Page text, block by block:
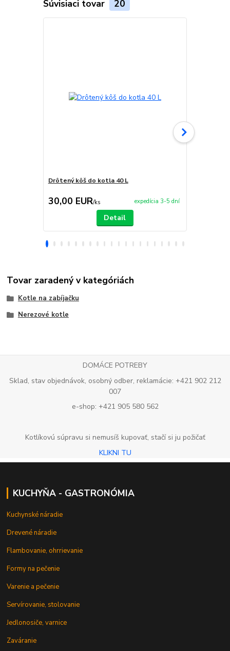
Súvisiaci tovar 20
Drôtený kôš do kotla 40 L
30,00 EUR/ks expedícia 3-5 dní
Detail
Tovar zaradený v kategóriách
Kotle na zabíjačku
Nerezové kotle
DOMÁCE POTREBY
Sklad, stav objednávok, osobný odber, reklamácie: +421 902 212
007
e-shop: +421 905 580 562
Kotlíkovú súpravu si nemusíš kupovať, stačí si ju požičať
KLIKNI TU
KUCHYŇA - GASTRONÓMIA
Kuchynské náradie
Drevené náradie
Flambovanie, ohrrievanie
Formy na pečenie
Varenie a pečenie
Servírovanie, stolovanie
Jedlonosiče, varnice
Zaváranie